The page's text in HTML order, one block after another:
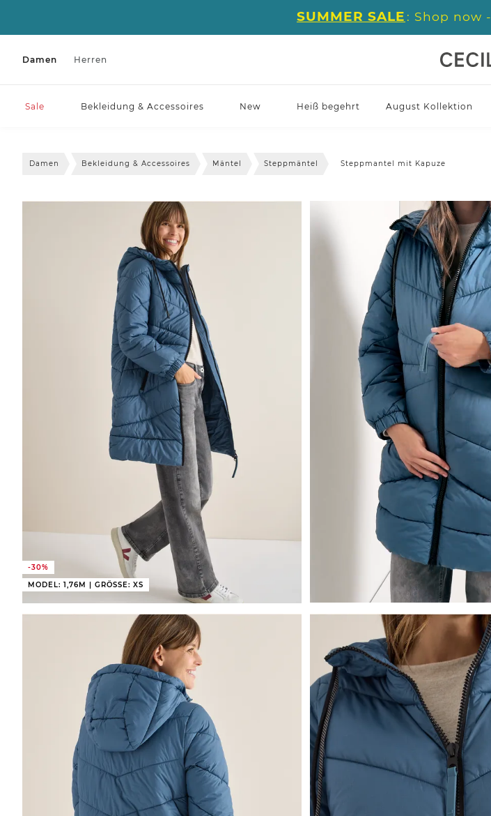
SUMMER SALE : Shop now -
Damen Herren
Sale Bekleidung & Accessoires New Heiß begehrt August Kollektion
Damen Bekleidung & Accessoires Mäntel Steppmäntel Steppmantel mit Kapuze
-30%
MODEL: 1,76M | GRÖSSE: XS